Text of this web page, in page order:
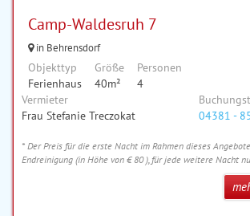
Camp-Waldesruh 7
in Behrensdorf
Objekttyp
Ferienhaus
Größe
40m²
Personen
4
Vermieter
Frau Stefanie Treczokat
04381 -
* Der Preis für die erste Nacht im Rahmen dieses
Endreinigung (in Höhe von € 80 ), für jede weitere Nacht